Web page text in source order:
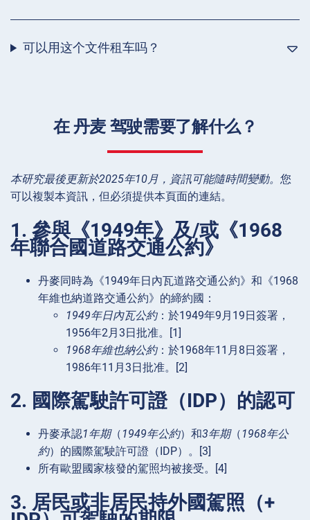
可以用这个文件租车吗？
在 丹麦 驾驶需要了解什么？
本研究最後更新於2025年10月，資訊可能隨時間變動。 您
可以複製本資訊，但必須提供本頁面的連結。
1. 參與《1949年》及/或《1968
年聯合國道路交通公約》
丹麥同時為《1949年日內瓦道路交通公約》和《1968
年維也納道路交通公約》的締約國：
1949年日內瓦公約：於1949年9月19日簽署，
1956年2月3日批准。[1]
1968年維也納公約：於1968年11月8日簽署，
1986年11月3日批准。[2]
2. 國際駕駛許可證（IDP）的認可
丹麥承認1年期（ 1949年公約）和3年期（ 1968年公
約）的國際駕駛許可證（IDP）。[3]
所有歐盟國家核發的駕照均被接受。[4]
3. 居民或非居民持外國駕照（+